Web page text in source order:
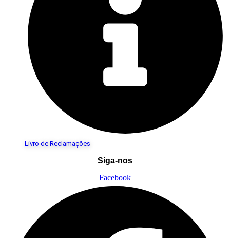
Livro de Reclamações
Siga-nos
Facebook